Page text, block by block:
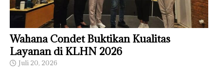
Wahana Condet Buktikan Kualitas
Layanan di KLHN 2026
Juli 20, 2026